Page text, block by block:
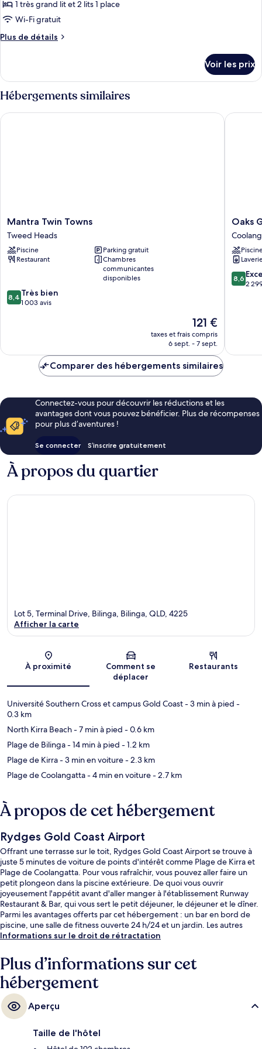
de
chambre :
Chambre
chambres
(Coastal)
1 très grand lit et 2 lits 1 place
Wi-Fi gratuit
Plus de détails
Plus
le
type
de
Chambre
Voir les prix
Hébergements similaires
Mantra
Twin
Towns
Tweed
Heads
Mantra Twin Towns
Tweed Heads
Piscine
Parking gratuit
Restaurant
Chambres
communicantes
disponibles
8.4
sur
8,4 Très bien
1 003 avis
Le
nouveau
prix
de
121 €
taxes et frais compris
6 sept. - 7 sept.
Mantra Twin Towns
Oaks
Gold
Coast
Calypso
Plaza
Suites
Oaks
8.6
sur
8,6
2
Oaks
Comparer des hébergements similaires
Connectez-vous pour découvrir les réductions et les
avantages dont vous pouvez bénéficier. Plus de récompenses
pour plus d’aventures !
Se connecter S’inscrire gratuitement
À propos du quartier
Carte
Lot 5, Terminal Drive, Bilinga, Bilinga, QLD, 4225
Afficher la carte
À proximité
Comment se
déplacer
Restaurants
Université Southern Cross et campus Gold Coast- 3 min à pied -
0.3 km
North Kirra Beach- 7 min à pied - 0.6 km
Plage de Bilinga- 14 min à pied - 1.2 km
Plage de Kirra- 3 min en voiture- 2.3 km
Plage de Coolangatta- 4 min en voiture- 2.7 km
À propos de cet hébergement
Rydges Gold Coast Airport
Offrant une terrasse sur le toit, Rydges Gold Coast Airport se trouve à
juste 5 minutes de voiture de points d'intérêt comme Plage de Kirra et
Plage de Coolangatta. Pour vous rafraîchir, vous pouvez aller faire un
petit plongeon dans la piscine extérieure. De quoi vous ouvrir
joyeusement l'appétit avant d'aller manger à l'établissement Runway
Restaurant & Bar, qui vous sert le petit déjeuner, le déjeuner et le dîner.
Parmi les avantages offerts par cet hébergement : un bar en bord de
piscine, une salle de fitness ouverte 24 h/24 et un jardin. Les autres
voyageurs ne tarissent pas d'éloges en ce qui concerne le personnel
Informations sur le droit de rétractation
Plus d’informations sur cet
hébergement
Aperçu
Taille de l'hôtel